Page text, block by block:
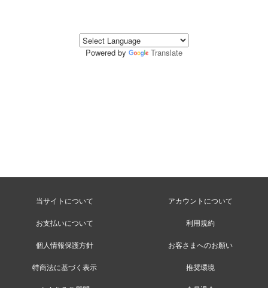
Powered by Translate
当サイトについて アカウントについて
お支払いについて 利用規約
個人情報保護方針 お客さまへのお願い
特商法に基づく表示 推奨環境